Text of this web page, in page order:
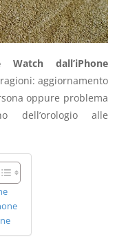
Watch dall’iPhone
aggiornamento
oppure problema
dell’orologio alle